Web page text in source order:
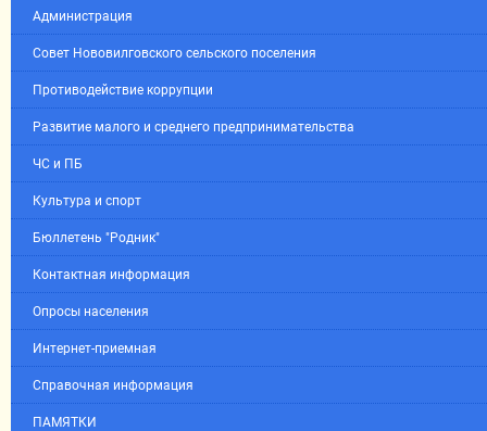
Администрация
Совет Нововилговского сельского поселения
Противодействие коррупции
Развитие малого и среднего предпринимательства
ЧС и ПБ
Культура и спорт
Бюллетень "Родник"
Контактная информация
Опросы населения
Интернет-приемная
Справочная информация
ПАМЯТКИ